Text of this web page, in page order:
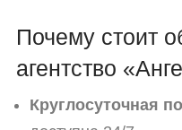
Почему стоит
агентство
Круглосуточная